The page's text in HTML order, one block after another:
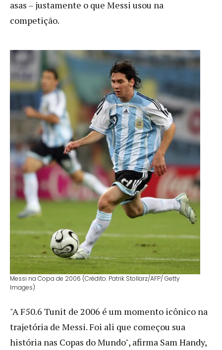
asas – justamente o que Messi usou na
competição.
Messi na Copa de 2006 (Crédito: Patrik Stollarz/AFP/ Getty
Images)
"A F50.6 Tunit de 2006 é um momento icônico na
trajetória de Messi. Foi ali que começou sua
história nas Copas do Mundo", afirma Sam Handy,